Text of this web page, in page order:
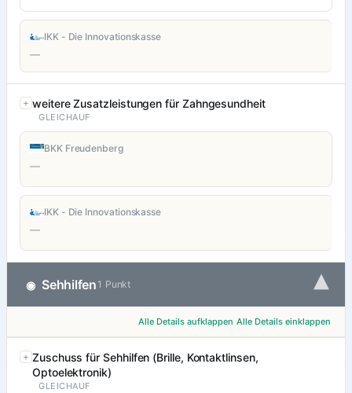
IKK - Die Innovationskasse
—
weitere Zusatzleistungen für Zahngesundheit
GLEICHAUF
BKK Freudenberg
—
IKK - Die Innovationskasse
—
◉ Sehhilfen 1 Punkt ▾
Alle Details aufklappen Alle Details einklappen
Zuschuss für Sehhilfen (Brille, Kontaktlinsen,
Optoelektronik)
GLEICHAUF